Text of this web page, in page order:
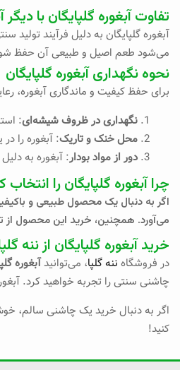
تفاوت آبغوره گلپایگان با دیگر
آبغوره گلپایگان به دلیل فرآیند
می‌شود طعم اصیل و طبیعی آن حفظ شود.
نحوه نگهداری آبغوره گلپایگان
برای حفظ کیفیت و ماندگاری آبغوره،
نگهداری در ظروف شیشه‌ای:
محل خنک و تاریک: آبغوره را
دور از مواد بو‌دار: آبغوره به
چرا آبغوره گلپایگان را انتخاب
اگر به دنبال یک محصول طبیعی و
می‌آورد. همچنین، خرید این محصول از
خرید آبغوره گلپایگان از ننه
در فروشگاه ننه گلپا، می‌توانیدآبغوره
چاشنی سنتی را تجربه خواهید کرد.
اگر به دنبال خرید یک چاشنی سالم،
کنید!